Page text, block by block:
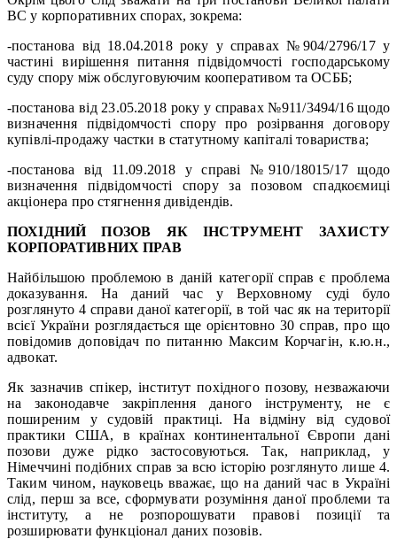
ВС у корпоративних спорах, зокрема:
-постанова від 18.04.2018 року у справах №904/2796/17 у
частині вирішення питання підвідомчості господарському
суду спору між обслуговуючим кооперативом та ОСББ;
-постанова від 23.05.2018 року у справах №911/3494/16 щодо
визначення підвідомчості спору про розірвання договору
купівлі-продажу частки в статутному капіталі товариства;
-постанова від 11.09.2018 у справі №910/18015/17 щодо
визначення підвідомчості спору за позовом спадкоємиці
акціонера про стягнення дивідендів.
ПОХІДНИЙ ПОЗОВ ЯК ІНСТРУМЕНТ ЗАХИСТУ
КОРПОРАТИВНИХ ПРАВ
Найбільшою проблемою в даній категорії справ є проблема
доказування. На даний час у Верховному суді було
розглянуто 4 справи даної категорії, в той час як на території
всієї України розглядається ще орієнтовно 30 справ, про що
повідомив доповідач по питанню Максим Корчагін, к.ю.н.,
адвокат.
Як зазначив спікер, інститут похідного позову, незважаючи
на законодавче закріплення даного інструменту, не є
поширеним у судовій практиці. На відміну від судової
практики США, в країнах континентальної Європи дані
позови дуже рідко застосовуються. Так, наприклад, у
Німеччині подібних справ за всю історію розглянуто лише 4.
Таким чином, науковець вважає, що на даний час в Україні
слід, перш за все, сформувати розуміння даної проблеми та
інституту, а не розпорошувати правові позиції та
розширювати функціонал даних позовів.